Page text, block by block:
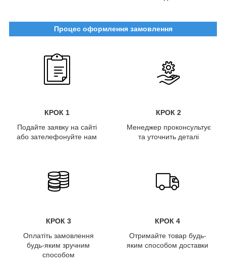
Процес оформлення замовлення
КРОК 1
КРОК 2
Подайте заявку на сайті
або зателефонуйте нам
Менеджер проконсультує
та уточнить деталі
КРОК 3
КРОК 4
Оплатіть замовлення
будь-яким зручним
способом
Отримайте товар будь-
яким способом доставки